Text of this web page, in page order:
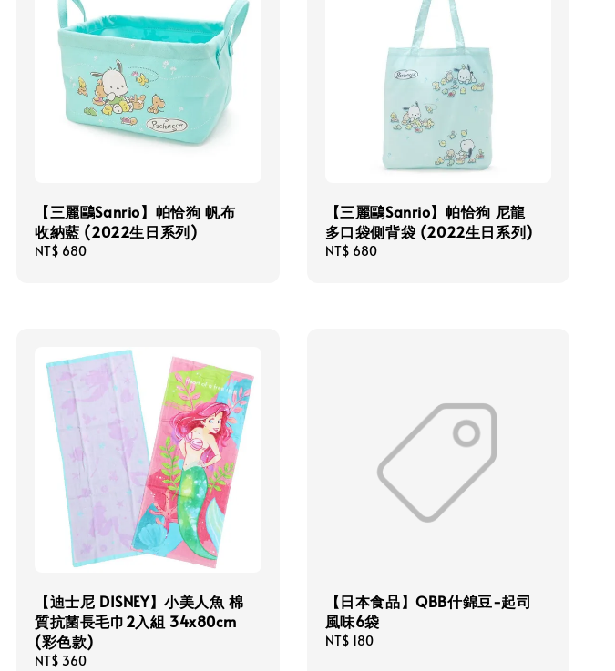
【三麗鷗Sanrio】帕恰狗 帆布
收納藍 (2022生日系列)
Regular
NT$ 680
【三麗鷗Sanrio】帕恰狗 尼龍
多口袋側背袋 (2022生日系列)
Regular
NT$ 680
【迪士尼 DISNEY】小美人魚 棉
質抗菌長毛巾2入組 34x80cm
(彩色款)
Regular
NT$ 360
【日本食品】QBB什錦豆-起司
風味6袋
Regular
NT$ 180